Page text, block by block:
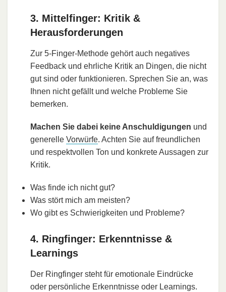
3. Mittelfinger: Kritik &
Herausforderungen
Zur 5-Finger-Methode gehört auch negatives
Feedback und ehrliche Kritik an Dingen, die nicht
gut sind oder funktionieren. Sprechen Sie an, was
Ihnen nicht gefällt und welche Probleme Sie
bemerken.
Machen Sie dabei keine Anschuldigungen und
generelle Vorwürfe. Achten Sie auf freundlichen
und respektvollen Ton und konkrete Aussagen zur
Kritik.
Was finde ich nicht gut?
Was stört mich am meisten?
Wo gibt es Schwierigkeiten und Probleme?
4. Ringfinger: Erkenntnisse &
Learnings
Der Ringfinger steht für emotionale Eindrücke
oder persönliche Erkenntnisse oder Learnings.